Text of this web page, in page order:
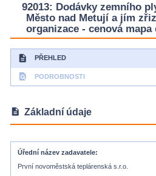
92013: Dodávky zemního
Město nad Metují a jím
organizace - cenová
description PŘEHLED
find_in_page PODROBNOSTI
description Základní údaje
Úřední název zadavatele
První novoměstská teplárenská s.r.o.